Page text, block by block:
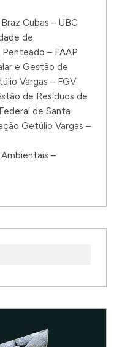
Cubas – UBC
de
– FAAP
e Gestão de
Vargas – FGV
de Resíduos de
de Santa
Getúlio Vargas –
–